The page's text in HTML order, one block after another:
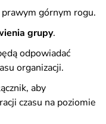
górnym rogu.
grupy.
odpowiadać
organizacji.
aby
czasu na poziomie